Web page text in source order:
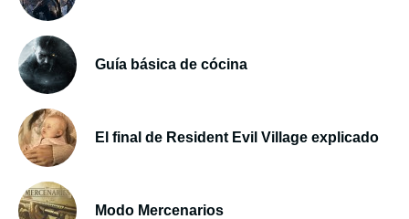
Guía básica de cócina
El final de Resident Evil Village explicado
Modo Mercenarios